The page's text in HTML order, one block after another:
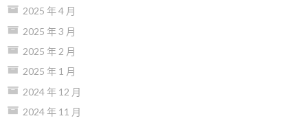
2025 年 4 月
2025 年 3 月
2025 年 2 月
2025 年 1 月
2024 年 12 月
2024 年 11 月